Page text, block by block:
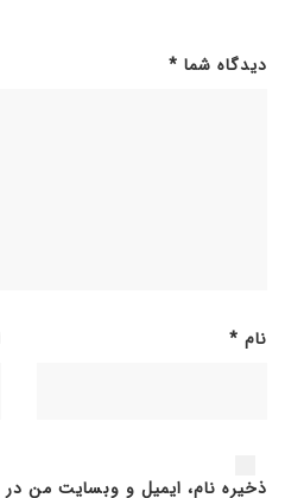
دیدگاه شما *
نام *
ذخیره نام، ایمیل و وبسایت من در